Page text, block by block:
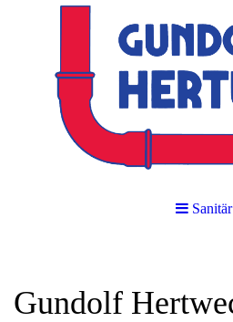
Sanitär
Gundolf